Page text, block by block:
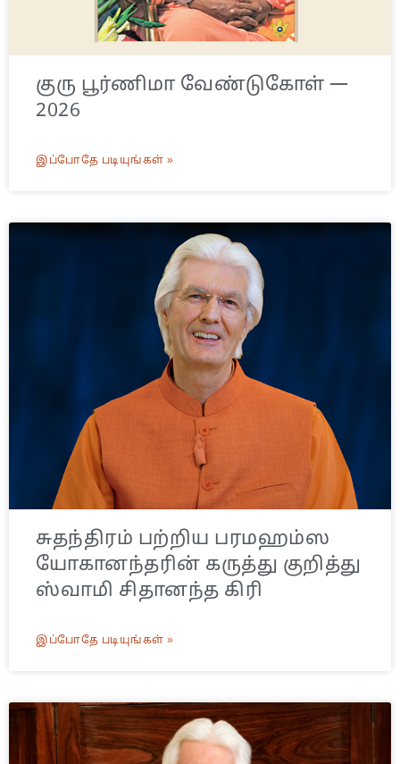
குரு பூர்ணிமா வேண்டுகோள் —
2026
இப்போதே படியுங்கள் »
சுதந்திரம் பற்றிய பரமஹம்ஸ
யோகானந்தரின் கருத்து குறித்து
ஸ்வாமி சிதானந்த கிரி
இப்போதே படியுங்கள் »